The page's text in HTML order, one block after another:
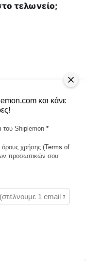
τελωνείο;
και κάνε
του Shiplemon *
χρήσης (Terms of
προσωπικών σου